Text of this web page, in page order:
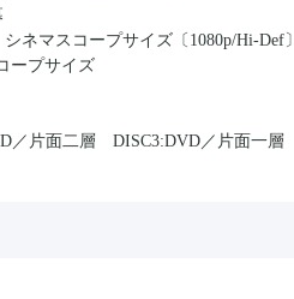
ネマスコープサイズ〔1080p/Hi-Def〕
ープサイズ
／片面二層 DISC3:DVD／片面一層